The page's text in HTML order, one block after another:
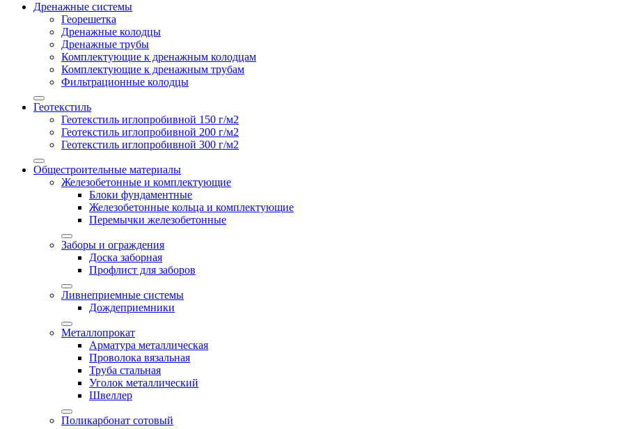
Дренажные системы
Георешетка
Дренажные колодцы
Дренажные трубы
Комплектующие к дренажным колодцам
Комплектующие к дренажным трубам
Фильтрационные колодцы
Геотекстиль
Геотекстиль иглопробивной 150 г/м2
Геотекстиль иглопробивной 200 г/м2
Геотекстиль иглопробивной 300 г/м2
Общестроительные материалы
Железобетонные и комплектующие
Блоки фундаментные
Железобетонные кольца и комплектующие
Перемычки железобетонные
Заборы и ограждения
Доска заборная
Профлист для заборов
Ливнеприемные системы
Дождеприемники
Металлопрокат
Арматура металлическая
Проволока вязальная
Труба стальная
Уголок металлический
Швеллер
Поликарбонат сотовый